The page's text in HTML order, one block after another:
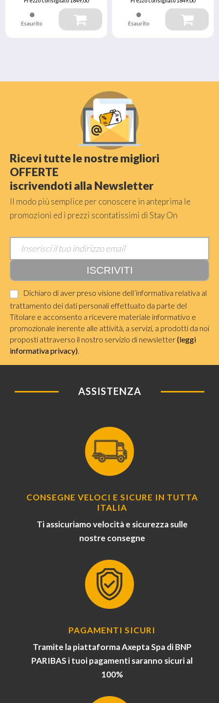
Esaurito Esaurito
Ricevi tutte le nostre migliori
OFFERTE
iscrivendoti alla Newsletter
Il modo più semplice per conoscere in anteprima le
promozioni ed i prezzi scontatissimi di Stay On
Dichiaro di aver preso visione dell’informativa relativa al
trattamento dei dati personali effettuato da parte del
Titolare e acconsento a ricevere materiale informativo e
promozionale inerente alle attività, a servizi, a prodotti da noi
proposti attraverso il nostro servizio di newsletter(leggi
informativa privacy).
ASSISTENZA
CONSEGNE VELOCI E SICURE IN TUTTA
ITALIA
Ti assicuriamo velocità e sicurezza sulle
nostre consegne
PAGAMENTI SICURI
Tramite la piattaforma Axepta Spa di BNP
PARIBAS i tuoi pagamenti saranno sicuri al
100%